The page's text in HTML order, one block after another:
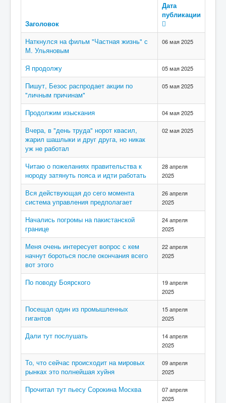
Заголовок
Дата
публикации
Наткнулся на фильм "Частная жизнь" с
М. Ульяновым
06 мая 2025
Я продолжу 05 мая 2025
Пишут, Безос распродает акции по
"личным причинам"
05 мая 2025
Продолжим изыскания 04 мая 2025
Вчера, в "день труда" норот квасил,
жарил шашлыки и друг друга, но никак
уж не работал
02 мая 2025
Читаю о пожеланиях правительства к
нороду затянуть пояса и идти работать
28 апреля
2025
Вся действующая до сего момента
система управления предполагает
26 апреля
2025
Начались погромы на пакистанской
границе
24 апреля
2025
Меня очень интересует вопрос с кем
начнут бороться после окончания всего
вот этого
22 апреля
2025
По поводу Боярского
19 апреля
2025
Посещал один из промышленных
гигантов
15 апреля
2025
Дали тут послушать
14 апреля
2025
То, что сейчас происходит на мировых
рынках это полнейшая хуйня
09 апреля
2025
Прочитал тут пьесу Сорокина Москва
07 апреля
2025